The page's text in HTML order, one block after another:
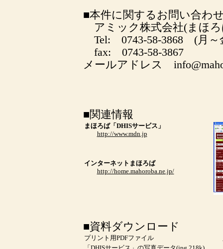
■本件に関するお問い合わ
アミック株式会社(まほろ
Tel: 0743-58-3868 (月～
fax: 0743-58-3867
メールアドレス
■関連情報
まほろば「DHISサービス」
http://www.mdn.jp
インターネットまほろば
http://home.mahoroba.ne.jp/
■資料ダウンロード
プリント用PDFファイル